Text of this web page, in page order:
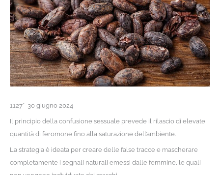
1127* 30 giugno 2024
Il principio della confusione sessuale prevede il rilascio di elevate
quantità di feromone fino alla saturazione dell’ambiente.
La strategia è ideata per creare delle false tracce e mascherare
completamente i segnali naturali emessi dalle femmine, le quali